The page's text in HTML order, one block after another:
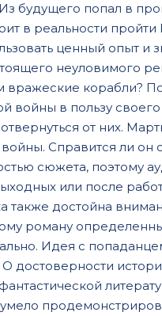
будущего попал в
в реальности пройти
ценный опыт и
неуловимого
корабли?
войны в пользу
от них.
Справится ли он
сюжета, поэтому
или после
также достойна
роману
Идея с
достоверности